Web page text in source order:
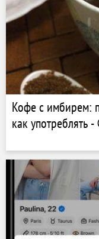
Кофе с имбирем:
как